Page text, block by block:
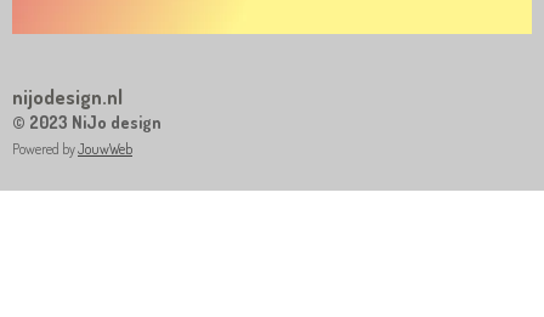
nijodesign.nl
© 2023 NiJo design
Powered byJouwWeb